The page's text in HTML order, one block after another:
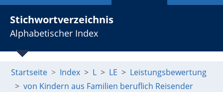
Stichwortverzeichnis
Alphabetischer Index
Startseite Index L LE
Leistungsbewertung
von Kindern aus Familien beruflich Reisender